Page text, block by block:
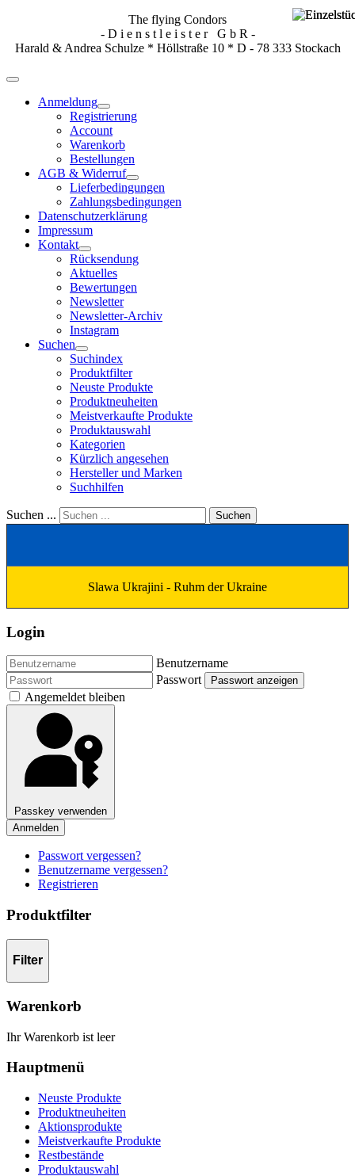
The flying Condors
- D i e n s t l e i s t e r G b R -
Harald & Andrea Schulze * Höllstraße 10 * D - 78 333 Stockach
Anmeldung
Registrierung
Account
Warenkorb
Bestellungen
AGB & Widerruf
Lieferbedingungen
Zahlungsbedingungen
Datenschutzerklärung
Impressum
Kontakt
Rücksendung
Aktuelles
Bewertungen
Newsletter
Newsletter-Archiv
Instagram
Suchen
Suchindex
Produktfilter
Neuste Produkte
Produktneuheiten
Meistverkaufte Produkte
Produktauswahl
Kategorien
Kürzlich angesehen
Hersteller und Marken
Suchhilfen
Suchen ... Suchen
Slawa Ukrajini - Ruhm der Ukraine
Login
Benutzername
Passwort
Passwort anzeigen
Angemeldet bleiben
Passkey verwenden
Anmelden
Passwort vergessen?
Benutzername vergessen?
Registrieren
Produktfilter
Filter
Warenkorb
Ihr Warenkorb ist leer
Hauptmenü
Neuste Produkte
Produktneuheiten
Aktionsprodukte
Meistverkaufte Produkte
Restbestände
Produktauswahl